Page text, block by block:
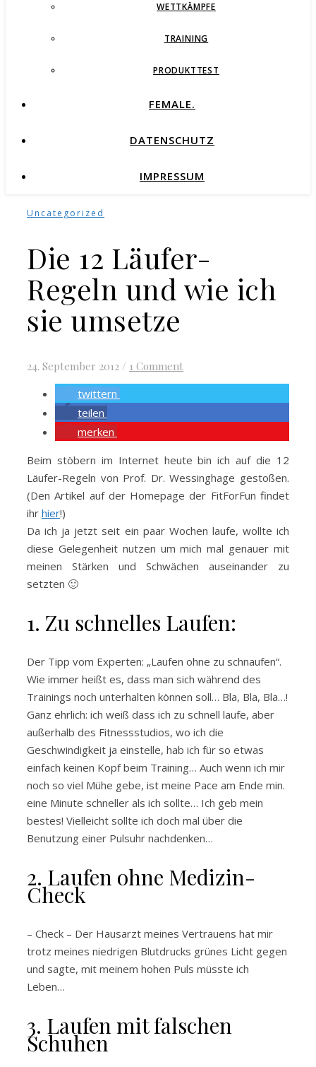
WETTKÄMPFE
TRAINING
PRODUKTTEST
FEMALE.
DATENSCHUTZ
IMPRESSUM
Uncategorized
Die 12 Läufer-
Regeln und wie ich
sie umsetze
24. September 2012 / 1 Comment
twittern
teilen
merken
Beim stöbern im Internet heute bin ich auf die 12
Läufer-Regeln von Prof. Dr. Wessinghage gestoßen.
(Den Artikel auf der Homepage der FitForFun findet
ihr hier!)
Da ich ja jetzt seit ein paar Wochen laufe, wollte ich
diese Gelegenheit nutzen um mich mal genauer mit
meinen Stärken und Schwächen auseinander zu
setzten 🙂
1. Zu schnelles Laufen:
Der Tipp vom Experten: „Laufen ohne zu schnaufen“.
Wie immer heißt es, dass man sich während des
Trainings noch unterhalten können soll… Bla, Bla, Bla…!
Ganz ehrlich: ich weiß dass ich zu schnell laufe, aber
außerhalb des Fitnessstudios, wo ich die
Geschwindigkeit ja einstelle, hab ich für so etwas
einfach keinen Kopf beim Training… Auch wenn ich mir
noch so viel Mühe gebe, ist meine Pace am Ende min.
eine Minute schneller als ich sollte… Ich geb mein
bestes! Vielleicht sollte ich doch mal über die
Benutzung einer Pulsuhr nachdenken…
2. Laufen ohne Medizin-
Check
– Check – Der Hausarzt meines Vertrauens hat mir
trotz meines niedrigen Blutdrucks grünes Licht gegen
und sagte, mit meinem hohen Puls müsste ich
Leben…
3. Laufen mit falschen
Schuhen